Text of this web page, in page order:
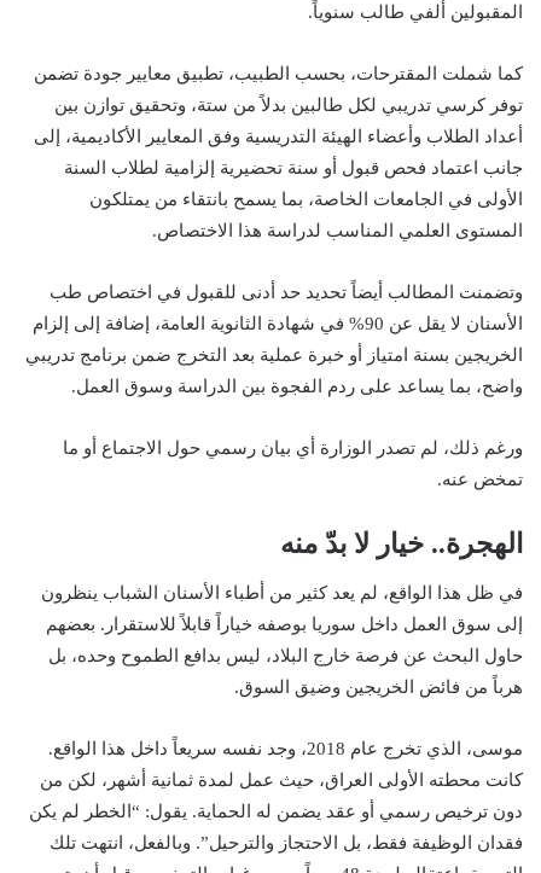
المقبولين ألفي طالب سنوياً.
كما شملت المقترحات، بحسب الطبيب، تطبيق معايير جودة تضمن
توفر كرسي تدريبي لكل طالبين بدلاً من ستة، وتحقيق توازن بين
أعداد الطلاب وأعضاء الهيئة التدريسية وفق المعايير الأكاديمية، إلى
جانب اعتماد فحص قبول أو سنة تحضيرية إلزامية لطلاب السنة
الأولى في الجامعات الخاصة، بما يسمح بانتقاء من يمتلكون
المستوى العلمي المناسب لدراسة هذا الاختصاص.
وتضمنت المطالب أيضاً تحديد حد أدنى للقبول في اختصاص طب
الأسنان لا يقل عن 90% في شهادة الثانوية العامة، إضافة إلى إلزام
الخريجين بسنة امتياز أو خبرة عملية بعد التخرج ضمن برنامج تدريبي
واضح، بما يساعد على ردم الفجوة بين الدراسة وسوق العمل.
ورغم ذلك، لم تصدر الوزارة أي بيان رسمي حول الاجتماع أو ما
تمخض عنه.
الهجرة.. خيار لا بدّ منه
في ظل هذا الواقع، لم يعد كثير من أطباء الأسنان الشباب ينظرون
إلى سوق العمل داخل سوريا بوصفه خياراً قابلاً للاستقرار. بعضهم
حاول البحث عن فرصة خارج البلاد، ليس بدافع الطموح وحده، بل
هرباً من فائض الخريجين وضيق السوق.
موسى، الذي تخرج عام 2018، وجد نفسه سريعاً داخل هذا الواقع.
كانت محطته الأولى العراق، حيث عمل لمدة ثمانية أشهر، لكن من
دون ترخيص رسمي أو عقد يضمن له الحماية. يقول: “الخطر لم يكن
فقدان الوظيفة فقط، بل الاحتجاز والترحيل”. وبالفعل، انتهت تلك